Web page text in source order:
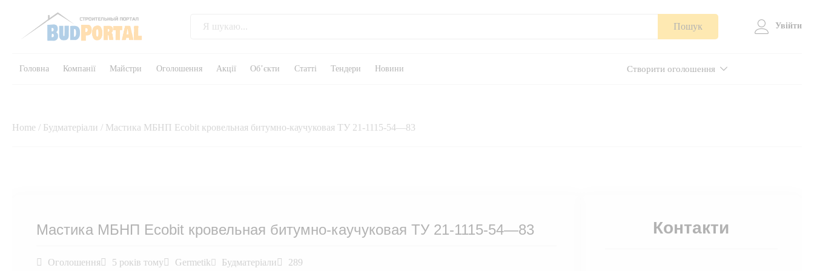
Пошук Увійти
Створити оголошення
Головна Компанії Майстри Оголошення Акції Об’єкти Статті Тендери Новини
Home / Будматеріали / Мастика МБНП Ecobit кровельная битумно-каучуковая ТУ 21-1115-54—83
Мастика МБНП Ecobit кровельная битумно-каучуковая ТУ 21-1115-54—83
Оголошення 5 років тому Germetik Будматеріали 289
Контакти